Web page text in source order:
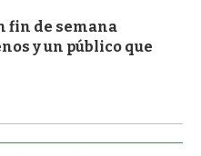
fin de semana
y un público que